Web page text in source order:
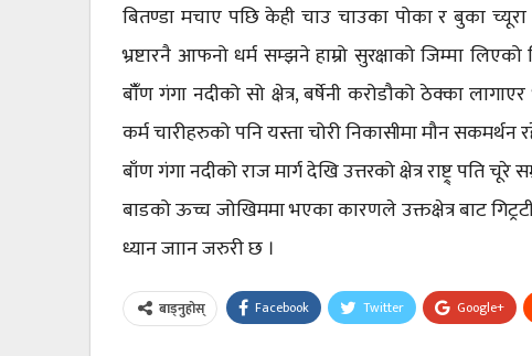
बितण्डा मचाए पछि केही चाउ चाउका पोका र बुका च्यूरा
भ्रष्टारनै आफनो धर्म सम्झने हाम्रो सुरक्षाको जिम्मा
बाँँण गंगा नदीको सो क्षेत्र, बर्षेनी करोडौको ठेक्का
कर्म चारीहरुको पनि यस्ता चोरी निकासीमा मौन सकमर्थन
बाँण गंगा नदीको राज मार्ग देखि उत्तरको क्षेत्र राष्ट्र् पति
बाडको ऊच्च जोखिममा भएका कारणले उक्तक्षेत्र बाट
ध्यान जाान जरुरी छ ।
बाड्नुहोस् Facebook Twitter Google+